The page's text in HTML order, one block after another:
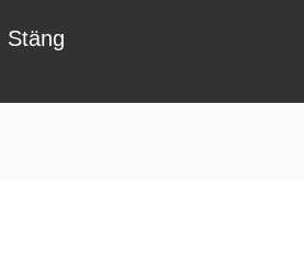
Stäng